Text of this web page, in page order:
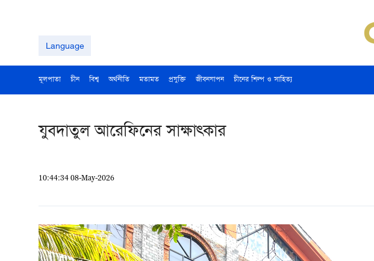
Language
মূলপাতা চীন বিশ্ব অর্থনীতি মতামত প্রযুক্তি জীবনযাপন চীনের শিল্প ও সাহিত্য
যুবদাতুল আরেফিনের সাক্ষাত্কার
10:44:34 08-May-2026